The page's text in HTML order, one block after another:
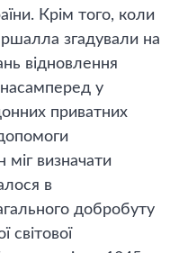
Крім того, коли
згадували на
відновлення
у
приватних
міг визначати
в
добробуту
світової